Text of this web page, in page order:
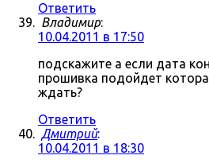
Ответить
Владимир:
10.04.2011 в 17:50
подскажите а если дата
прошивка подойдет
ждать?
Ответить
Дмитрий:
10.04.2011 в 18:30